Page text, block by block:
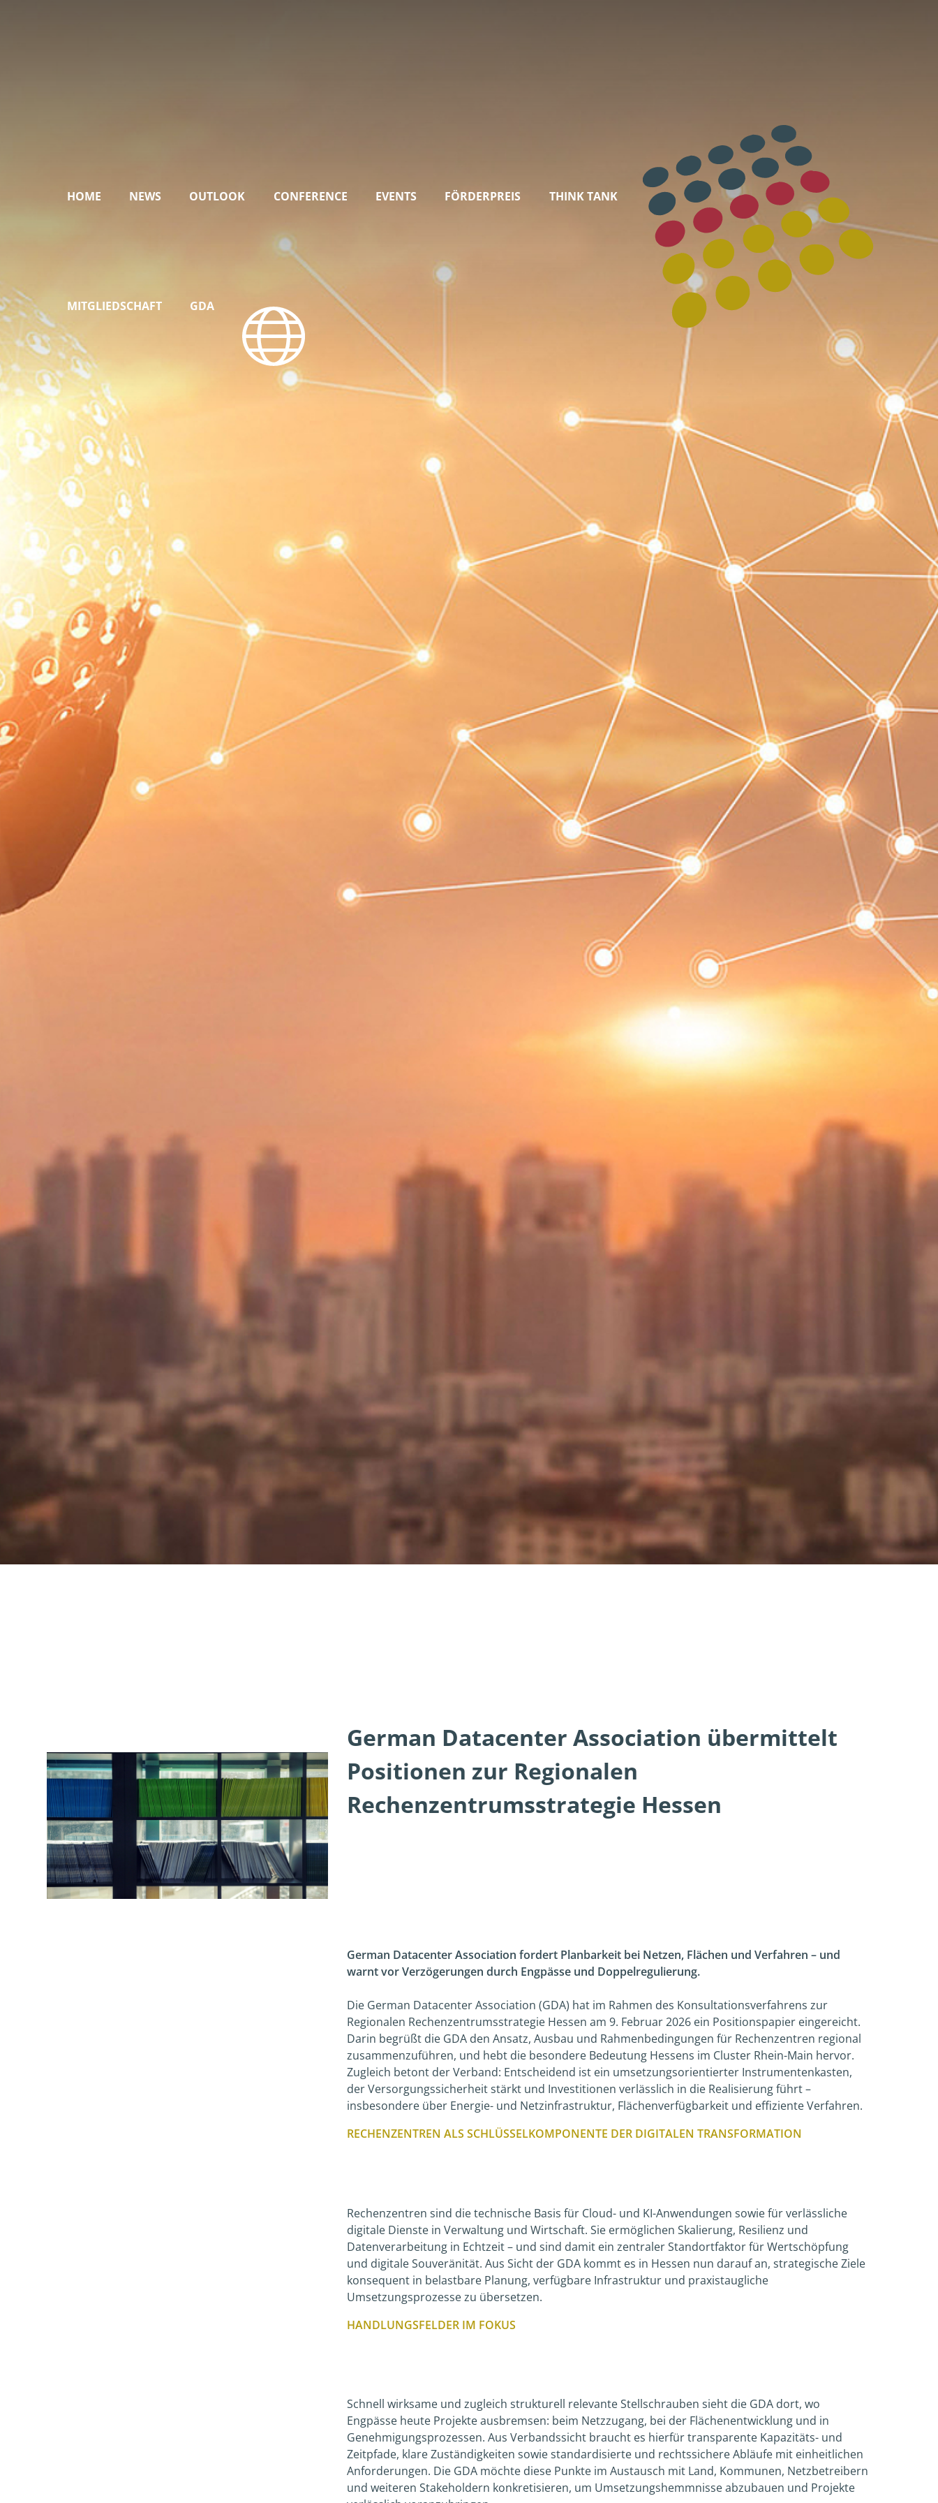
HOME NEWS OUTLOOK CONFERENCE EVENTS FÖRDERPREIS THINK TANK
MITGLIEDSCHAFT GDA
German Datacenter Association übermittelt
Positionen zur Regionalen
Rechenzentrumsstrategie Hessen
German Datacenter Association fordert Planbarkeit bei Netzen, Flächen und Verfahren – und
warnt vor Verzögerungen durch Engpässe und Doppelregulierung.
Die German Datacenter Association (GDA) hat im Rahmen des Konsultationsverfahrens zur
Regionalen Rechenzentrumsstrategie Hessen am 9. Februar 2026 ein Positionspapier eingereicht.
Darin begrüßt die GDA den Ansatz, Ausbau und Rahmenbedingungen für Rechenzentren regional
zusammenzuführen, und hebt die besondere Bedeutung Hessens im Cluster Rhein-Main hervor.
Zugleich betont der Verband: Entscheidend ist ein umsetzungsorientierter Instrumentenkasten,
der Versorgungssicherheit stärkt und Investitionen verlässlich in die Realisierung führt –
insbesondere über Energie- und Netzinfrastruktur, Flächenverfügbarkeit und effiziente Verfahren.
RECHENZENTREN ALS SCHLÜSSELKOMPONENTE DER DIGITALEN TRANSFORMATION
Rechenzentren sind die technische Basis für Cloud- und KI-Anwendungen sowie für verlässliche
digitale Dienste in Verwaltung und Wirtschaft. Sie ermöglichen Skalierung, Resilienz und
Datenverarbeitung in Echtzeit – und sind damit ein zentraler Standortfaktor für Wertschöpfung
und digitale Souveränität. Aus Sicht der GDA kommt es in Hessen nun darauf an, strategische Ziele
konsequent in belastbare Planung, verfügbare Infrastruktur und praxistaugliche
Umsetzungsprozesse zu übersetzen.
HANDLUNGSFELDER IM FOKUS
Schnell wirksame und zugleich strukturell relevante Stellschrauben sieht die GDA dort, wo
Engpässe heute Projekte ausbremsen: beim Netzzugang, bei der Flächenentwicklung und in
Genehmigungsprozessen. Aus Verbandssicht braucht es hierfür transparente Kapazitäts- und
Zeitpfade, klare Zuständigkeiten sowie standardisierte und rechtssichere Abläufe mit einheitlichen
Anforderungen. Die GDA möchte diese Punkte im Austausch mit Land, Kommunen, Netzbetreibern
und weiteren Stakeholdern konkretisieren, um Umsetzungshemmnisse abzubauen und Projekte